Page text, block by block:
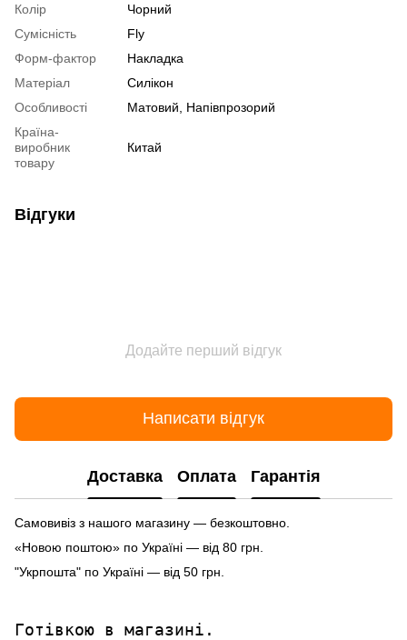
Колір
Чорний
Сумісність
Fly
Форм-фактор
Накладка
Матеріал
Силікон
Особливості
Матовий, Напівпрозорий
Країна-
виробник
товару
Китай
Відгуки
Додайте перший відгук
Написати відгук
Доставка Оплата Гарантія
Самовивіз з нашого магазину — безкоштовно.
«Новою поштою» по Україні — від 80 грн.
"Укрпошта" по Україні — від 50 грн.
Готівкою в магазині.